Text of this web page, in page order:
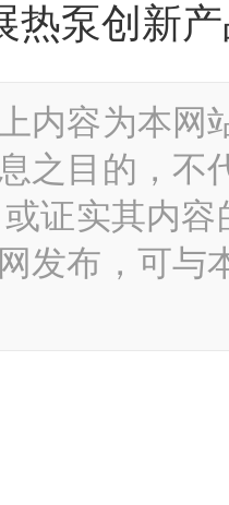
热泵创新
内容为本网
之目的，不
证实其内
发布，可与